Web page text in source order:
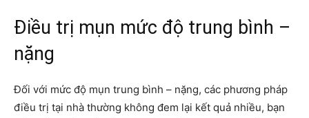
Điều trị mụn mức độ trung bình –
nặng
Đối với mức độ mụn trung bình – nặng, các phương pháp
điều trị tại nhà thường không đem lại kết quả nhiều, bạn